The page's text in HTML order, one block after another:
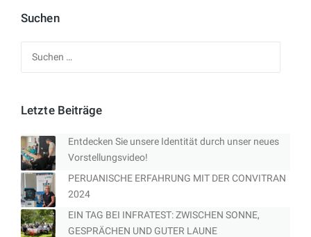
Suchen
Letzte Beiträge
Entdecken Sie unsere Identität durch unser neues
Vorstellungsvideo!
PERUANISCHE ERFAHRUNG MIT DER CONVITRAN
2024
EIN TAG BEI INFRATEST: ZWISCHEN SONNE,
GESPRÄCHEN UND GUTER LAUNE